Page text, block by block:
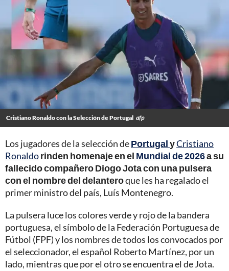
Cristiano Ronaldo con la Selección de Portugal afp
Los jugadores de la selección dePortugalyCristiano
Ronaldorinden homenaje en el Mundial de 2026a su
fallecido compañero Diogo Jota con una pulsera
con el nombre del delanteroque les ha regalado el
primer ministro del país, Luís Montenegro.
La pulsera luce los colores verde y rojo de la bandera
portuguesa, el símbolo de la Federación Portuguesa de
Fútbol (FPF) y los nombres de todos los convocados por
el seleccionador, el español Roberto Martínez, por un
lado, mientras que por el otro se encuentra el de Jota.